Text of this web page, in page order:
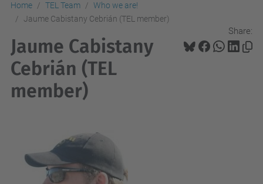
Home TEL Team
Who we are!
Jaume Cabistany Cebrián (TEL member)
Share:
Jaume Cabistany
Cebrián (TEL
member)